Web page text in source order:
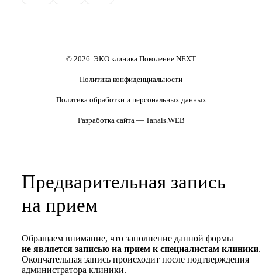
Обследования перед ЭКО,
© 2026 ЭКО клиника Поколение NEXT
Политика конфиденциальности
Политика обработки и персональных данных
Разработка сайта — Tanais.WEB
Предварительная запись
на прием
Обращаем внимание, что заполнение данной формы
не является записью на прием к специалистам клиники.
Окончательная запись происходит после подтверждения
администратора клиники.